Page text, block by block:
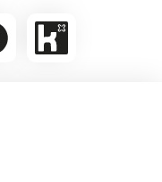
Bikeleasing
auf